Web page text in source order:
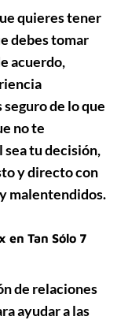
quieres tener
debes tomar
acuerdo,
de lo que
no te
sea tu decisión,
y directo con
malentendidos.
en Tan Sólo 7
de relaciones
ayudar a las